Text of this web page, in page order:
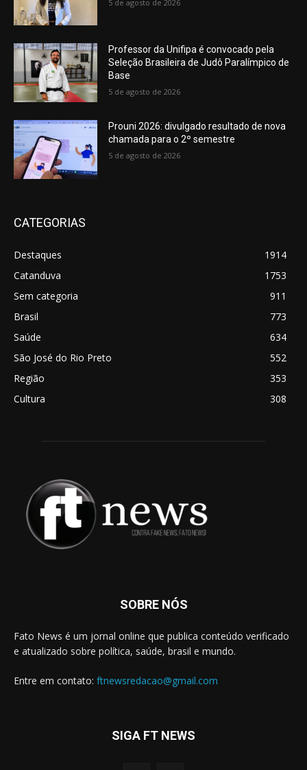
5 de agosto de 2026
Professor da Unifipa é convocado pela
Seleção Brasileira de Judô Paralímpico de
Base
5 de agosto de 2026
Prouni 2026: divulgado resultado de nova
chamada para o 2º semestre
5 de agosto de 2026
CATEGORIAS
Destaques
1914
Catanduva
1753
Sem categoria
911
Brasil
773
Saúde
634
São José do Rio Preto
552
Região
353
Cultura
308
SOBRE NÓS
Fato News é um jornal online que publica conteúdo verificado
e atualizado sobre política, saúde, brasil e mundo.
Entre em contato: ftnewsredacao@gmail.com
SIGA FT NEWS